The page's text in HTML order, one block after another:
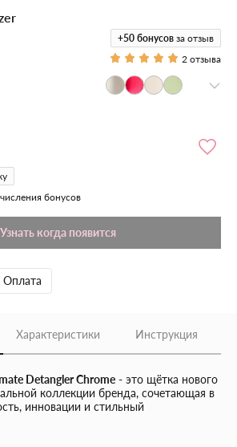
+50 бонусов за отзыв
2 отзыва
бонусов
Узнать когда появится
Оплата
Характеристики Инструкция
Detangler Chrome - это щётка нового
коллекции бренда, сочетающая в
инновации и стильный
Она создана для ежедневного
для всех типов волос.